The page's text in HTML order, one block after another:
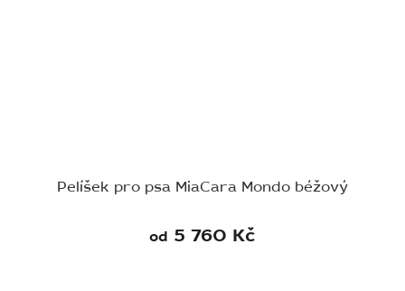
Pelíšek pro psa MiaCara Mondo béžový
od 5 760 Kč